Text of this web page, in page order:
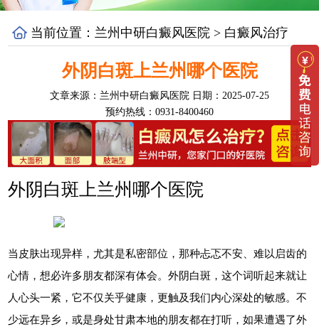
当前位置： 兰州中研白癜风医院 > 白癜风治疗
外阴白斑上兰州哪个医院
文章来源： 兰州中研白癜风医院 日期：2025-07-25
预约热线：0931-8400460
外阴白斑上兰州哪个医院
当皮肤出现异样，尤其是私密部位，那种忐忑不安、难以启齿的
心情，想必许多朋友都深有体会。外阴白斑，这个词听起来就让
人心头一紧，它不仅关乎健康，更触及我们内心深处的敏感。不
少远在异乡，或是身处甘肃本地的朋友都在打听，如果遭遇了外